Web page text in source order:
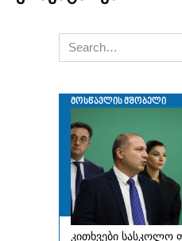
Search
for: